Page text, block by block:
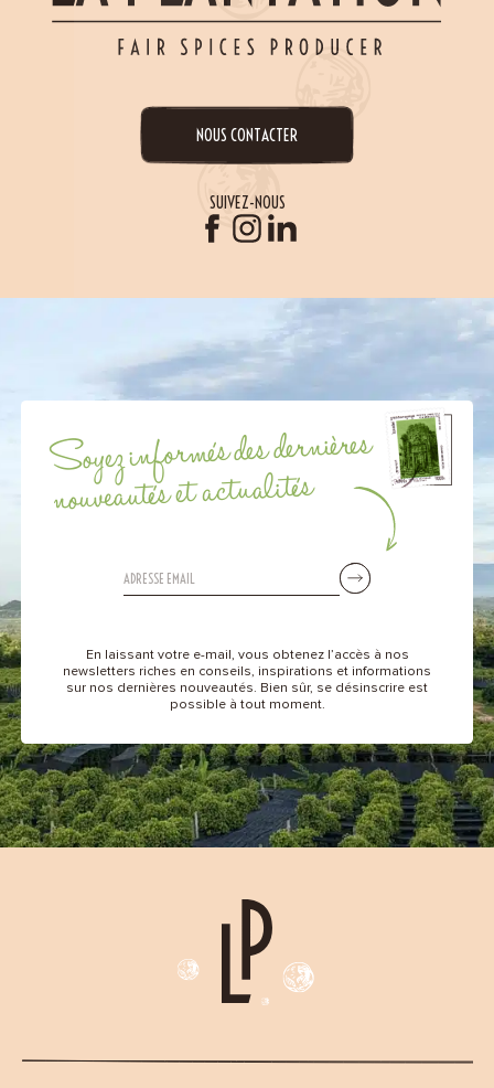
NOUS CONTACTER
SUIVEZ-NOUS
Soyez informés des dernières
nouveautés et actualités
En laissant votre e-mail, vous obtenez l’accès à nos
newsletters riches en conseils, inspirations et informations
sur nos dernières nouveautés. Bien sûr, se désinscrire est
possible à tout moment.